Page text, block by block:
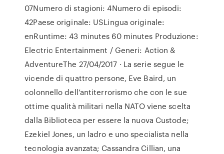
07Numero di stagioni: 4Numero di episodi:
42Paese originale: USLingua originale:
enRuntime: 43 minutes 60 minutes Produzione:
Electric Entertainment / Generi: Action &
AdventureThe 27/04/2017 · La serie segue le
vicende di quattro persone, Eve Baird, un
colonnello dell’antiterrorismo che con le sue
ottime qualità militari nella NATO viene scelta
dalla Biblioteca per essere la nuova Custode;
Ezekiel Jones, un ladro e uno specialista nella
tecnologia avanzata; Cassandra Cillian, una